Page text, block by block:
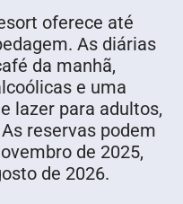
oferece até
As diárias
da manhã,
e uma
lazer para adultos,
reservas podem
de 2025,
de 2026.